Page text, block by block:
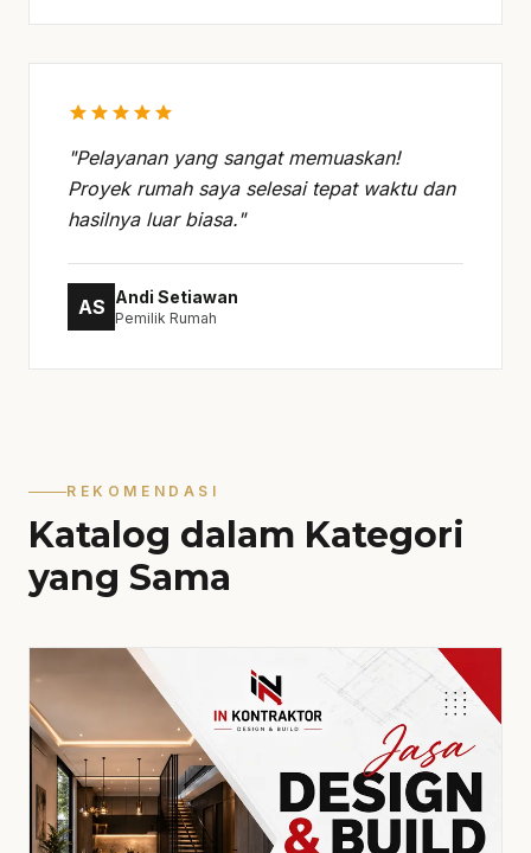
starstarstarstarstar
"Pelayanan yang sangat memuaskan!
Proyek rumah saya selesai tepat waktu dan
hasilnya luar biasa."
AS Andi Setiawan
Pemilik Rumah
REKOMENDASI
Katalog dalam Kategori
yang Sama